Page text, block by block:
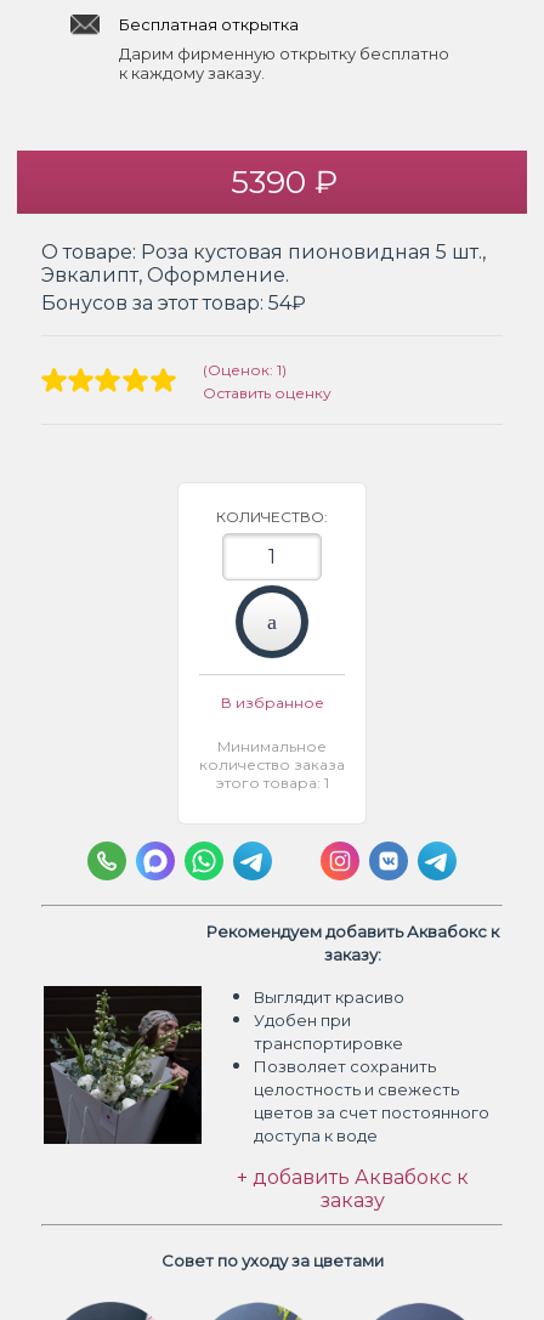
Бесплатная открытка
Дарим фирменную открытку бесплатно
к каждому заказу.
5390 ₽
О товаре: Роза кустовая пионовидная 5 шт.,
Эвкалипт, Оформление.
Бонусов за этот товар: 54₽
(Оценок: 1)
Оставить оценку
КОЛИЧЕСТВО:
В избранное
Минимальное
количество заказа
этого товара: 1
Рекомендуем добавить Аквабокс к
заказу:
Выглядит красиво
Удобен при
транспортировке
Позволяет сохранить
целостность и свежесть
цветов за счет постоянного
доступа к воде
+ добавить Аквабокс к
заказу
Совет по уходу за цветами